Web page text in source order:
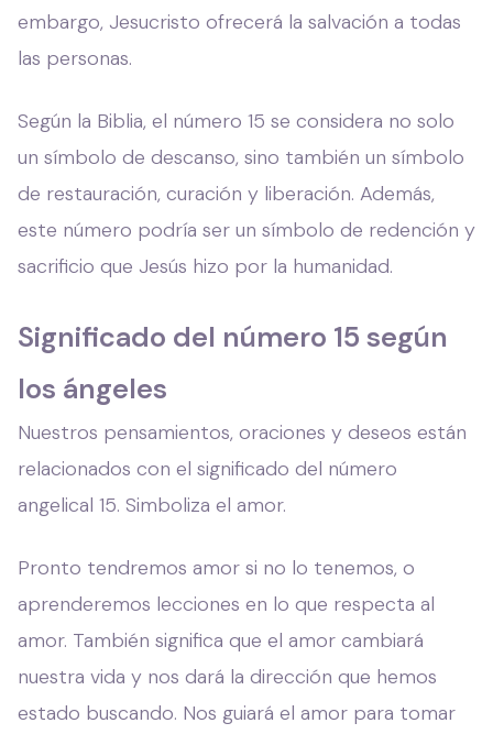
embargo, Jesucristo ofrecerá la salvación a todas
las personas.
Según la Biblia, el número 15 se considera no solo
un símbolo de descanso, sino también un símbolo
de restauración, curación y liberación. Además,
este número podría ser un símbolo de redención y
sacrificio que Jesús hizo por la humanidad.
Significado del número 15 según
los ángeles
Nuestros pensamientos, oraciones y deseos están
relacionados con el significado del número
angelical 15. Simboliza el amor.
Pronto tendremos amor si no lo tenemos, o
aprenderemos lecciones en lo que respecta al
amor. También significa que el amor cambiará
nuestra vida y nos dará la dirección que hemos
estado buscando. Nos guiará el amor para tomar